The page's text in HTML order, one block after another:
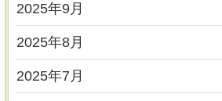
2025年9月
2025年8月
2025年7月